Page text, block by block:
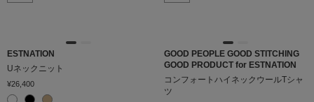
カラー
価格 1,463,000
ESTNATION
Uネックニット
¥26,400
GOOD PEOPLE GOOD STITCHING
GOOD PRODUCT for ESTNATION
コンフォートハイネックウールTシャ
ツ